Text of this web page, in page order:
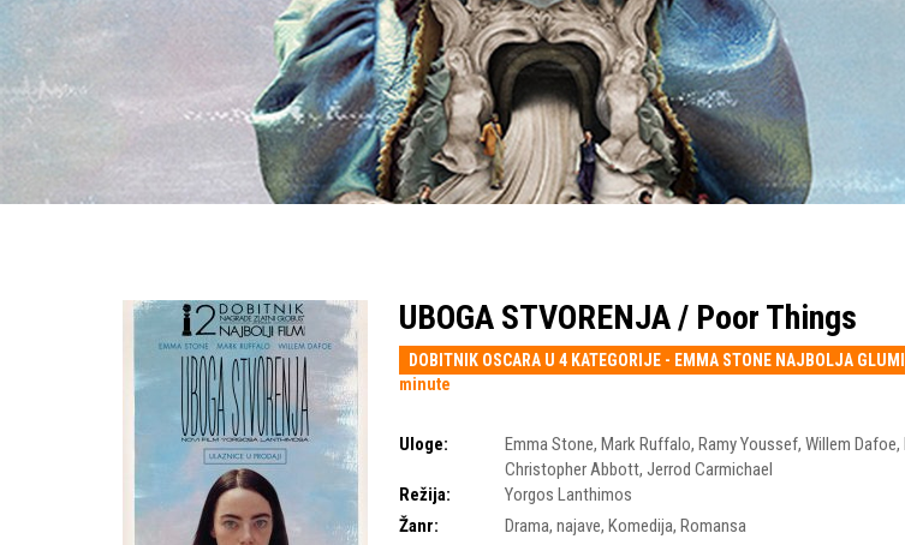
UBOGA STVORENJA / Poor Things
DOBITNIK OSCARA U 4 KATEGORIJE - EMMA STONE NAJBOLJA
minute
Uloge: Emma Stone,Mark Ruffalo,Ramy Youssef,Willem Dafoe,
Christopher Abbott,Jerrod Carmichael
Režija:
Yorgos Lanthimos
Žanr:
Drama,najave,Komedija,Romansa